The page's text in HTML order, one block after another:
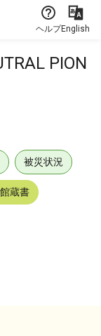
ヘルプEnglish
PION
被災状況
蔵書